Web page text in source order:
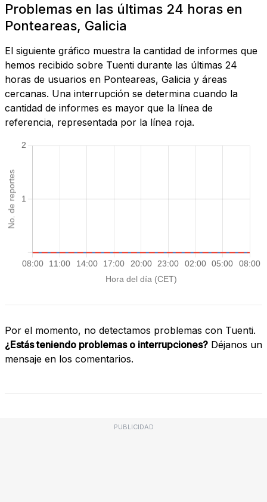
Problemas en las últimas 24 horas en
Ponteareas, Galicia
El siguiente gráfico muestra la cantidad de informes que
hemos recibido sobre Tuenti durante las últimas 24
horas de usuarios en Ponteareas, Galicia y áreas
cercanas. Una interrupción se determina cuando la
cantidad de informes es mayor que la línea de
referencia, representada por la línea roja.
Por el momento, no detectamos problemas con Tuenti.
¿Estás teniendo problemas o interrupciones? Déjanos un
mensaje en los comentarios.
PUBLICIDAD